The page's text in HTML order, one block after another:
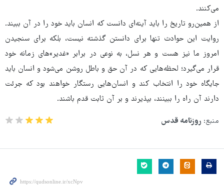
می‌کنند.
از همین‌رو تاریخ را باید آینه‌ای دانست که انسان باید خود را در آن ببیند.
روایت این حوادث تنها برای دانستن گذشته نیست، بلکه برای سنجیدن
امروز ما نیز هست و هر نسل، به نوعی در برابر «غدیر»های زمانه خود
قرار می‌گیرد؛ لحظه‌هایی که در آن حق و باطل روشن می‌شود و انسان باید
جایگاه خود را انتخاب کند و انسان‌هایی رستگار خواهند بود که جرئت
دارند آن راه را ببینند، بپذیرند و بر آن ثابت قدم باشند.
منبع: روزنامه قدس